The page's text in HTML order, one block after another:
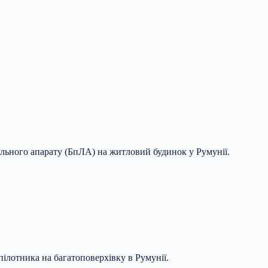
апарату (БпЛА) на житловий будинок у Румунії.
на багатоповерхівку в Румунії.